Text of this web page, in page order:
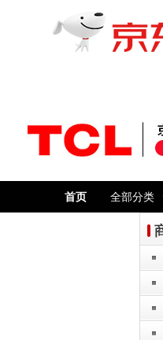
首页 全部分类